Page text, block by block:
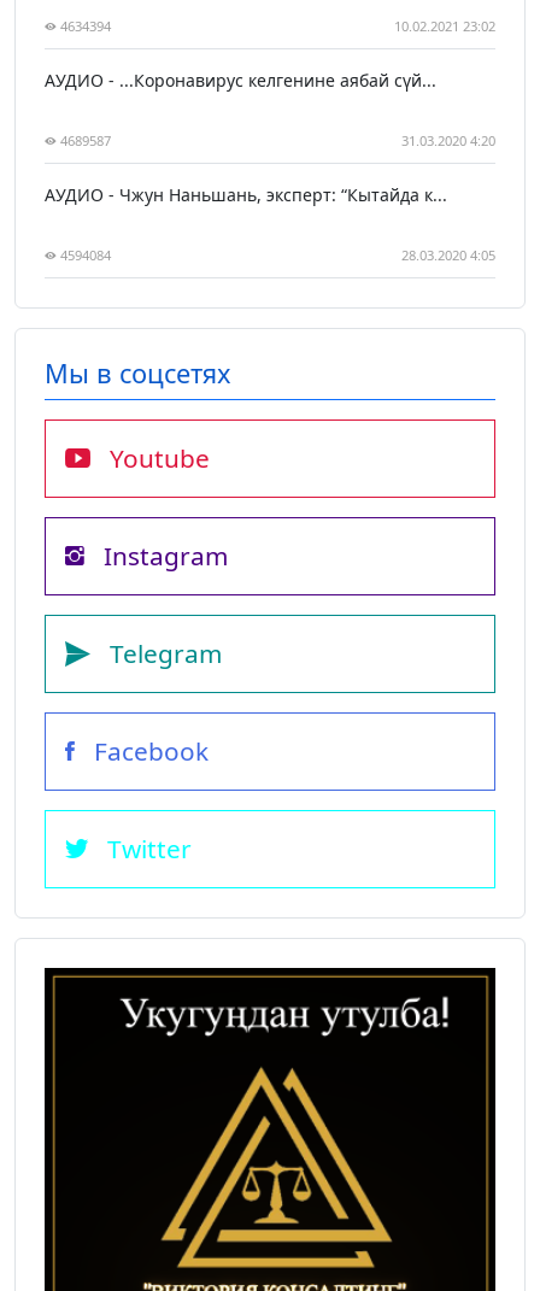
4634394 10.02.2021 23:02
АУДИО - ...Коронавирус келгенине аябай сүй...
4689587 31.03.2020 4:20
АУДИО - Чжун Наньшань, эксперт: “Кытайда к...
4594084 28.03.2020 4:05
Мы в соцсетях
Youtube
Instagram
Telegram
Facebook
Twitter